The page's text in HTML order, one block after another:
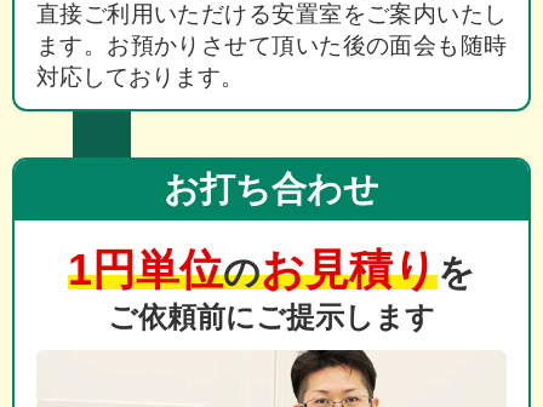
直接ご利用いただける安置室をご案内いたし
ます。お預かりさせて頂いた後の面会も随時
対応しております。
お打ち合わせ
1円単位のお見積りを
ご依頼前にご提示します